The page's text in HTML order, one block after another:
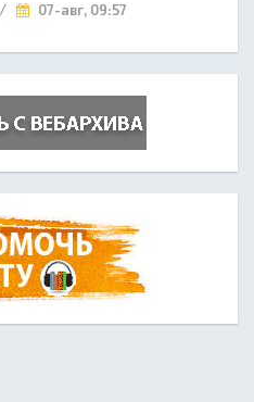
/ 07-авг, 09:57